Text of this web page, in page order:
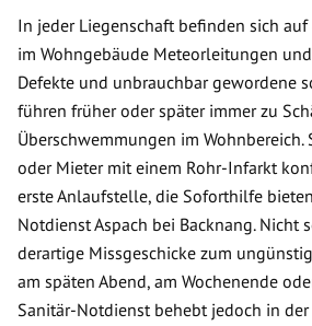
In jeder Liegenschaft befinden sich
im Wohngebäude Meteorleitungen
Defekte und unbrauchbar gewordene
führen früher oder später immer zu
Überschwemmungen im Wohnbereich.
oder Mieter mit einem Rohr-Infarkt
erste Anlaufstelle, die Soforthilfe
Notdienst Aspach bei Backnang. Nicht
derartige Missgeschicke zum
am späten Abend, am Wochenende
Sanitär-Notdienst behebt jedoch in der